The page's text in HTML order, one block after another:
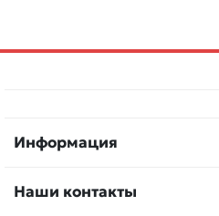
Информация
Наши контакты